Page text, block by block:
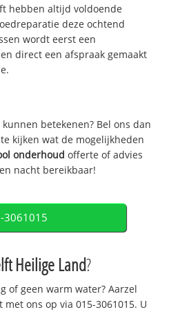
hebben altijd voldoende
deze ochtend
wordt eerst een
direct een afspraak gemaakt
betekenen? Bel ons dan
kijken wat de mogelijkheden
onderhoud offerte of advies
nacht bereikbaar!
3061015
Heilige Land?
of geen warm water? Aarzel
ons op via 015-3061015. U